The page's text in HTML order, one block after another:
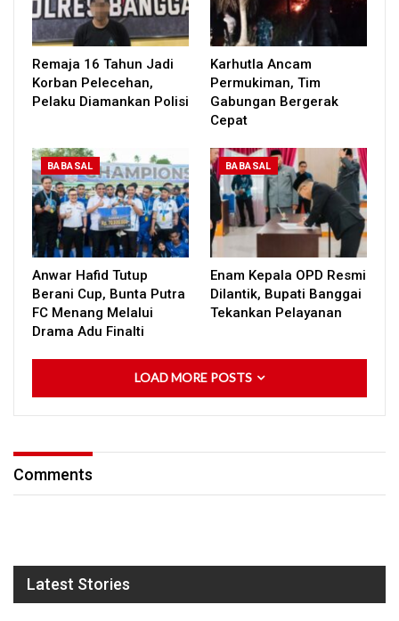
Remaja 16 Tahun Jadi
Korban Pelecehan,
Pelaku Diamankan Polisi
Karhutla Ancam
Permukiman, Tim
Gabungan Bergerak
Cepat
BABASAL
Anwar Hafid Tutup
Berani Cup, Bunta Putra
FC Menang Melalui
Drama Adu Finalti
BABASAL
Enam Kepala OPD Resmi
Dilantik, Bupati Banggai
Tekankan Pelayanan
LOAD MORE POSTS
Comments
Latest Stories